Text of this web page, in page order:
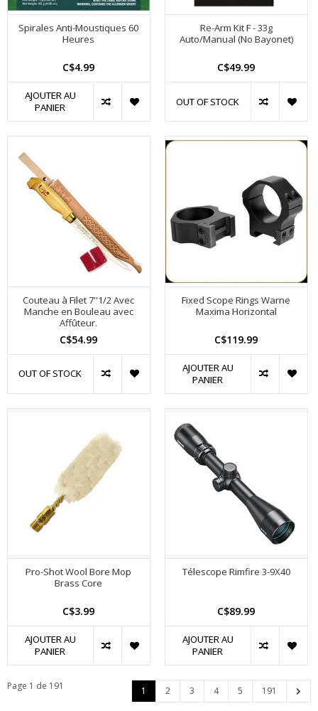
Spirales Anti-Moustiques 60
Heures
C$4.99
AJOUTER AU
PANIER
Re-Arm Kit F - 33g
Auto/Manual (No Bayonet)
C$49.99
OUT OF STOCK
Couteau à Filet 7''1/2 Avec
Manche en Bouleau avec
Affûteur.
C$54.99
OUT OF STOCK
Fixed Scope Rings Warne
Maxima Horizontal
C$119.99
AJOUTER AU
PANIER
Pro-Shot Wool Bore Mop
Brass Core
C$3.99
AJOUTER AU
PANIER
Télescope Rimfire 3-9X40
C$89.99
AJOUTER AU
PANIER
Page 1 de 191 1 2 3 4 5 191